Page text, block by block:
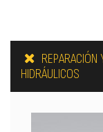
HIDRÁULICOS